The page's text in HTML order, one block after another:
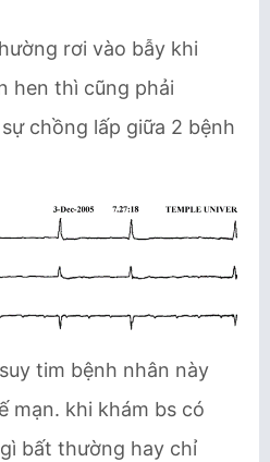
rơi vào bẫy khi
hen thì cũng phải
chồng lấp giữa 2 bệnh
tim bệnh nhân này
mạn. khi khám bs có
bất thường hay chỉ